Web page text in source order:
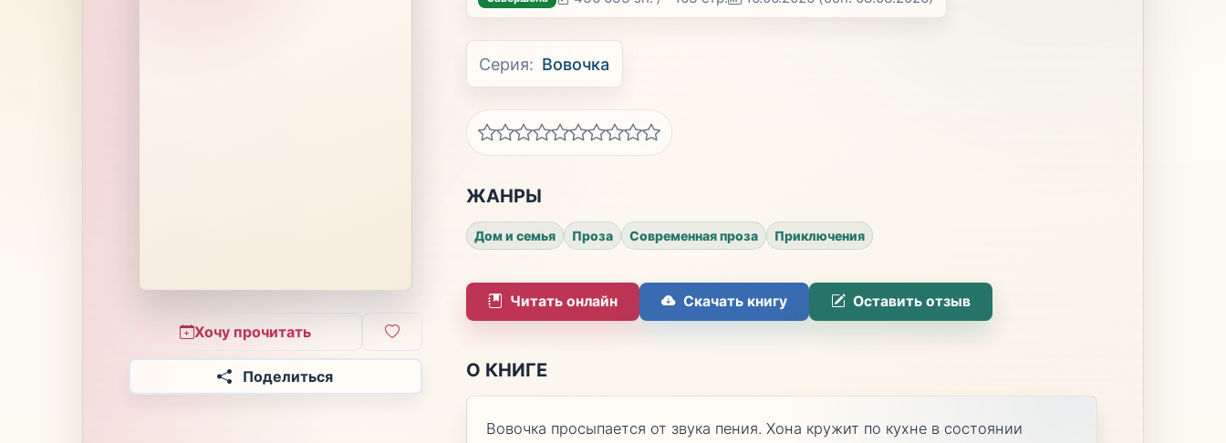
Хочу прочитать
Поделиться
Серия: Вовочка
ЖАНРЫ
Дом и семья Проза Современная проза Приключения
Читать онлайн Скачать книгу Оставить отзыв
О КНИГЕ
Вовочка просыпается от звука пения. Хона кружит по кухне в состоянии